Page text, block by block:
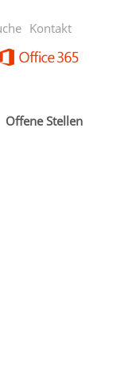
Kontakt
Offene Stellen